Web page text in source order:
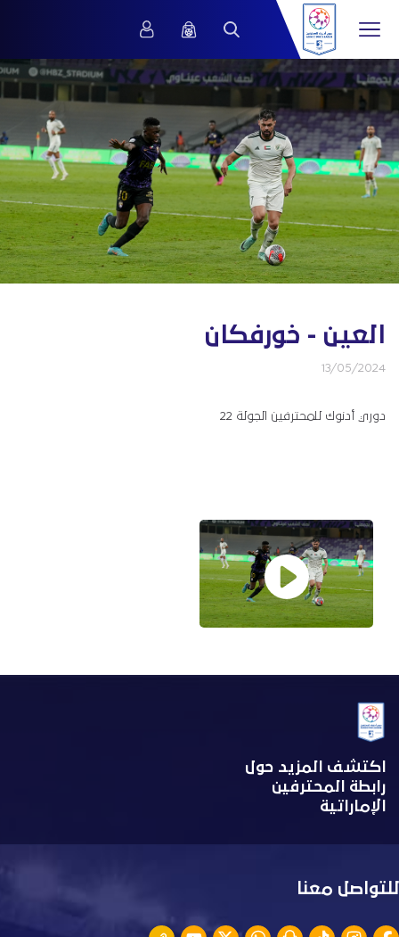
العين - خورفكان
13/05/2024
دوري أدنوك للمحترفين الجولة 22
اكتشف المزيد حول
رابطة المحترفين
الإماراتية
للتواصل معنا